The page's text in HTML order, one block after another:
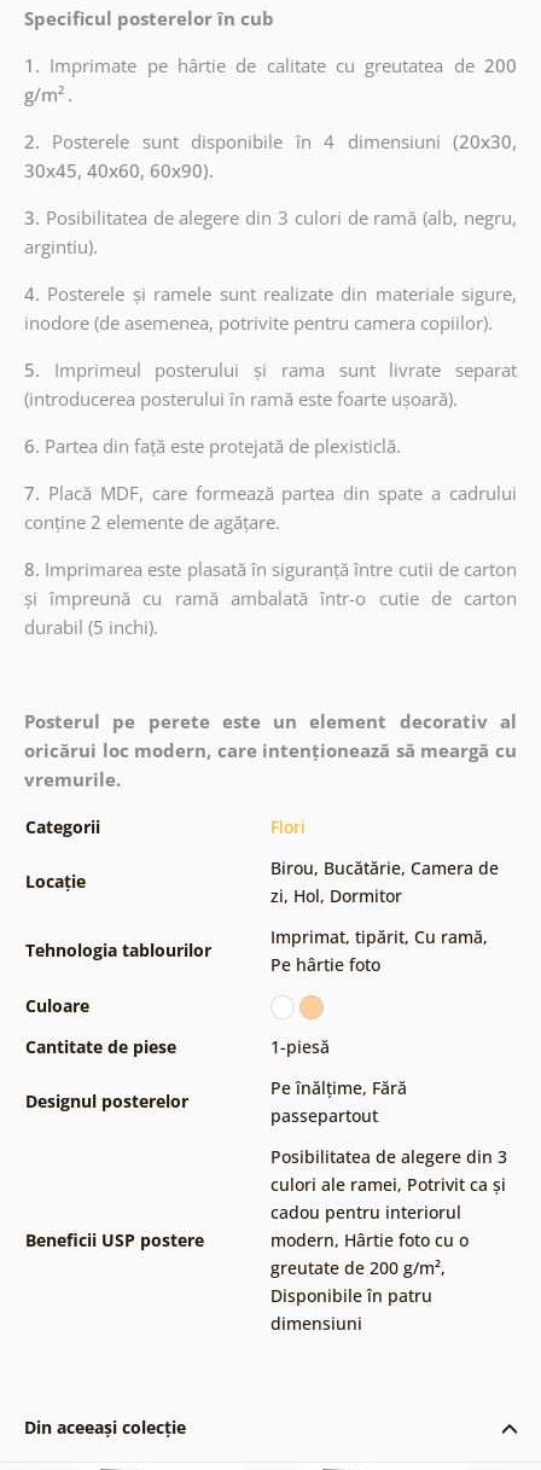
Specificul posterelor în cub
1. Imprimate pe hârtie de calitate cu greutatea de200
g/m² .
2. Posterele sunt disponibile în 4 dimensiuni (20x30,
30x45, 40x60, 60x90).
3. Posibilitatea de alegere din 3 culori de ramă (alb, negru,
argintiu).
4. Posterele și ramele sunt realizate din materiale sigure,
inodore (de asemenea, potrivite pentru camera copiilor).
5. Imprimeul posterului și rama sunt livrate separat
(introducerea posterului în ramă este foarte ușoară).
6. Partea din față este protejată de plexisticlă.
7. Placă MDF, care formează partea din spate a cadrului
conține 2 elemente de agățare.
8. Imprimarea este plasată în siguranță între cutii de carton
și împreună cu ramă ambalată într-o cutie de carton
durabil (5 inchi).
Posterul pe perete este un element decorativ al
oricărui loc modern, care intenționează să meargă cu
vremurile.
Categorii Flori
Locație
Birou, Bucătărie, Camera de
zi, Hol, Dormitor
Tehnologia tablourilor
Imprimat, tipărit, Cu ramă,
Pe hârtie foto
Culoare
Cantitate de piese
1-piesă
Designul posterelor
Pe înălțime, Fără
passepartout
Beneficii USP postere
Posibilitatea de alegere din 3
culori ale ramei, Potrivit ca și
cadou pentru interiorul
modern, Hârtie foto cu o
greutate de 200 g/m²,
Disponibile în patru
dimensiuni
Din aceeași colecție